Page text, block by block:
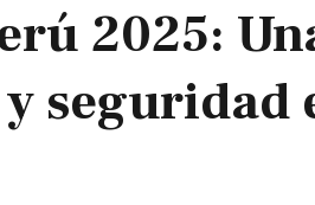
2025:
seguridad